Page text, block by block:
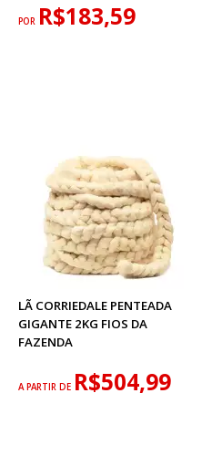
POR R$183,59
LÃ CORRIEDALE PENTEADA
GIGANTE 2KG FIOS DA
FAZENDA
A PARTIR DE R$504,99